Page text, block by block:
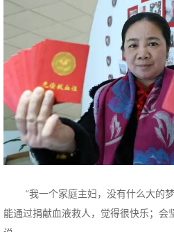
“我一个家庭主妇，没有什么大的梦
能通过捐献血液救人，觉得很快乐；会